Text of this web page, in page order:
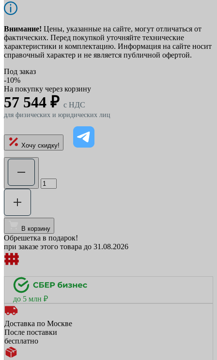
Внимание! Цены, указанные на сайте, могут отличаться от
фактических. Перед покупкой уточняйте технические
характеристики и комплектацию. Информация на сайте носит
справочный характер и не является публичной офертой.
Под заказ
-10%
На покупку через корзину
57 544 ₽ c НДС
для физических и юридических лиц
Хочу скидку!
В корзину
Обрешетка в подарок!
при заказе этого товара до 31.08.2026
до 5 млн ₽
Доставка по Москве
После поставки
бесплатно